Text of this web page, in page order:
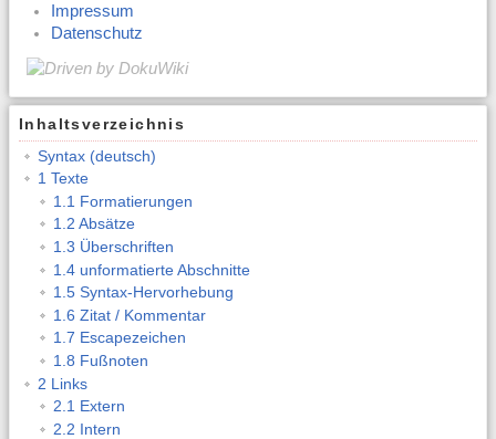
Impressum
Datenschutz
Inhaltsverzeichnis
Syntax (deutsch)
1 Texte
1.1 Formatierungen
1.2 Absätze
1.3 Überschriften
1.4 unformatierte Abschnitte
1.5 Syntax-Hervorhebung
1.6 Zitat / Kommentar
1.7 Escapezeichen
1.8 Fußnoten
2 Links
2.1 Extern
2.2 Intern